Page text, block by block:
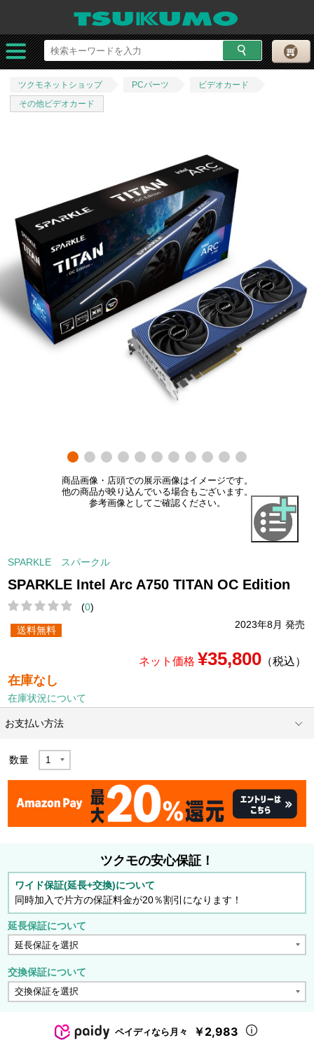
ツクモネットショップ PCパーツ
ビデオカード
その他ビデオカード
商品画像・店頭での展示画像はイメージです。
他の商品が映り込んでいる場合もございます。
参考画像としてご確認ください。
SPARKLE スパークル
SPARKLE Intel Arc A750 TITAN OC Edition
(0)
2023年8月 発売
送料無料
ネット価格 ¥35,800（税込）
在庫なし
在庫状況について
お支払い方法
数量
ツクモの安心保証！
ワイド保証(延長+交換)について
同時加入で片方の保証料金が20％割引になります！
延長保証について
交換保証について
ペイディなら月々 ￥2,983